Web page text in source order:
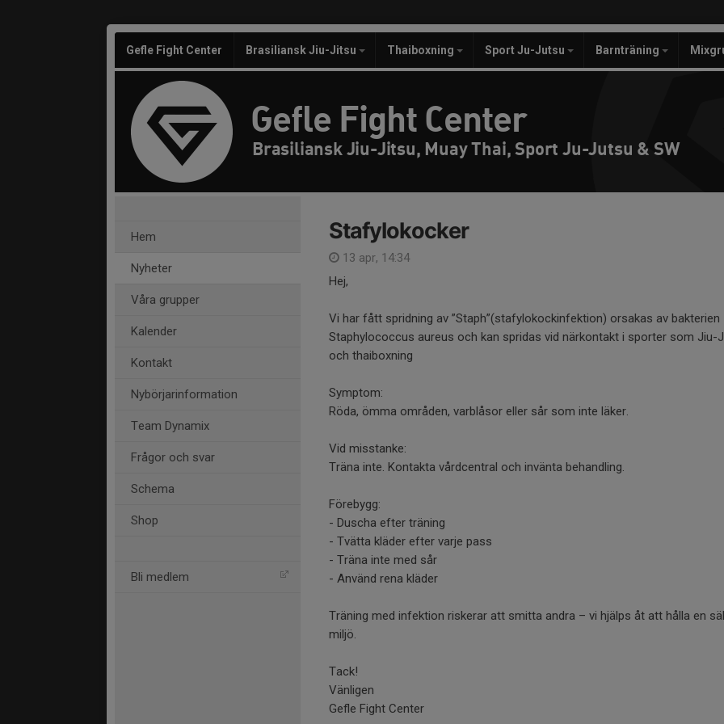
Gefle Fight Center Brasiliansk Jiu-Jitsu Thaiboxning Sport Ju-Jutsu Barnträning
Gefle Fight Center
Brasiliansk Jiu-Jitsu, Muay Thai, Sport Ju-Jutsu & SW
Hem
Nyheter
Våra grupper
Kalender
Kontakt
Nybörjarinformation
Team Dynamix
Frågor och svar
Schema
Shop
Bli medlem
Stafylokocker
13 apr, 14:34
Hej,
Vi har fått spridning av ”Staph”(stafylokockinfektion) orsakas av bakterien
Staphylococcus aureus och kan spridas vid närkontakt i sporter som Jiu-
och thaiboxning
Symptom:
Röda, ömma områden, varblåsor eller sår som inte läker.
Vid misstanke:
Träna inte. Kontakta vårdcentral och invänta behandling.
Förebygg:
- Duscha efter träning
- Tvätta kläder efter varje pass
- Träna inte med sår
- Använd rena kläder
Träning med infektion riskerar att smitta andra – vi hjälps åt att hålla en
miljö.
Tack!
Vänligen
Gefle Fight Center